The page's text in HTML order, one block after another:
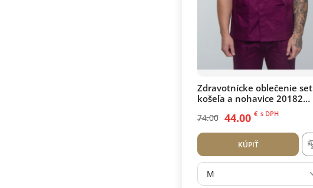
Zdravotnícke oblečenie set
košeľa a nohavice 20182
74.00 44.00 € s DPH
KÚPIŤ
M